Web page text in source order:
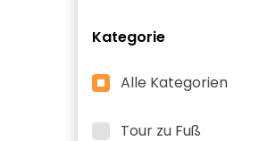
Kategorie
Alle Kategorien
Tour zu Fuß